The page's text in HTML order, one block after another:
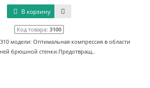
В корзину
Код товара: 3100
модели: Оптимальная компрессия в области
брюшной стенки.Предотвращ..